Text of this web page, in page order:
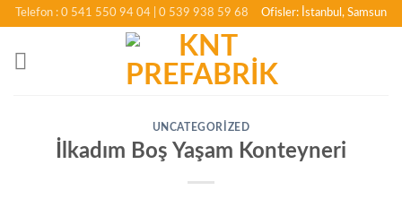
İçeriğeTelefon : 0 541 550 94 04 | 0 539 938 59 68 Ofisler: İstanbul, Samsun
UNCATEGORIZED
İlkadım Boş Yaşam Konteyneri